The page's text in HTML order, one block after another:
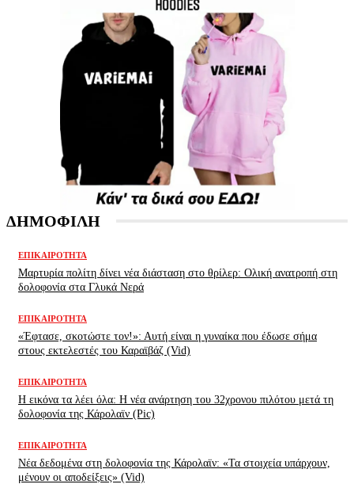
ΔΗΜΟΦΙΛΗ
ΕΠΙΚΑΙΡΌΤΗΤΑ
Μαρτυρία πολίτη δίνει νέα διάσταση στο θρίλερ: Ολική ανατροπή στη
δολοφονία στα Γλυκά Νερά
ΕΠΙΚΑΙΡΌΤΗΤΑ
«Έφτασε, σκοτώστε τον!»: Αυτή είναι η γυναίκα που έδωσε σήμα
στους εκτελεστές του Καραϊβάζ (Vid)
ΕΠΙΚΑΙΡΌΤΗΤΑ
H εικόνα τα λέει όλα: H νέα ανάρτηση του 32χρονου πιλότου μετά τη
δολοφονία της Κάρολαϊν (Pic)
ΕΠΙΚΑΙΡΌΤΗΤΑ
Νέα δεδομένα στη δολοφονία της Κάρολαϊν: «Τα στοιχεία υπάρχουν,
μένουν οι αποδείξεις» (Vid)